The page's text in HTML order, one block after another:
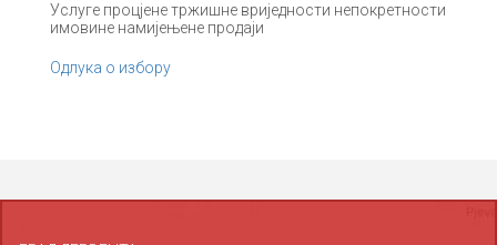
Услуге процјене тржишне вриједности непокретности
имовине намијењене продаји
Одлука о избору